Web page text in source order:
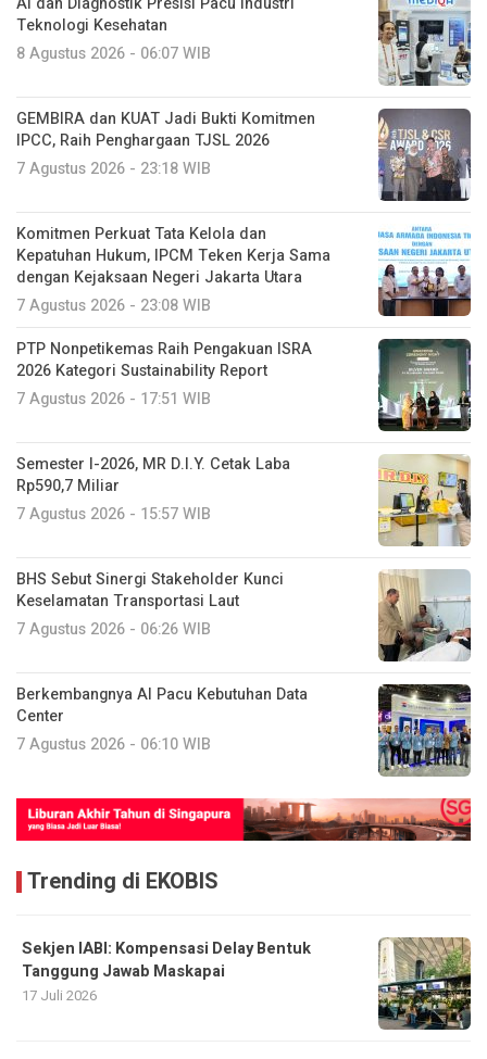
Teknologi Kesehatan
8 Agustus 2026 - 06:07 WIB
GEMBIRA dan KUAT Jadi Bukti Komitmen
IPCC, Raih Penghargaan TJSL 2026
7 Agustus 2026 - 23:18 WIB
Komitmen Perkuat Tata Kelola dan
Kepatuhan Hukum, IPCM Teken Kerja Sama
dengan Kejaksaan Negeri Jakarta Utara
7 Agustus 2026 - 23:08 WIB
PTP Nonpetikemas Raih Pengakuan ISRA
2026 Kategori Sustainability Report
7 Agustus 2026 - 17:51 WIB
Semester I-2026, MR D.I.Y. Cetak Laba
Rp590,7 Miliar
7 Agustus 2026 - 15:57 WIB
BHS Sebut Sinergi Stakeholder Kunci
Keselamatan Transportasi Laut
7 Agustus 2026 - 06:26 WIB
Berkembangnya AI Pacu Kebutuhan Data
Center
7 Agustus 2026 - 06:10 WIB
Trending di EKOBIS
Sekjen IABI: Kompensasi Delay Bentuk
Tanggung Jawab Maskapai
17 Juli 2026